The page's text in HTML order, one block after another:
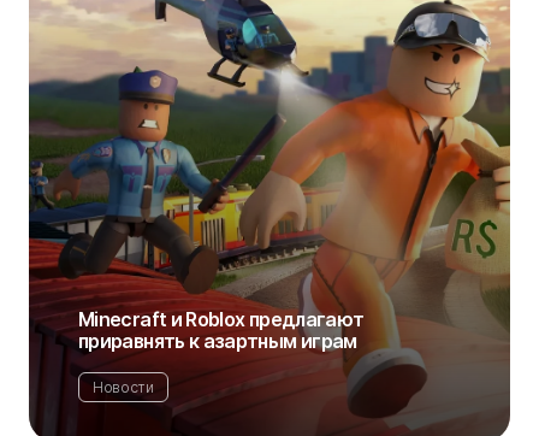
Minecraft и Roblox предлагают
приравнять к азартным играм
Новости